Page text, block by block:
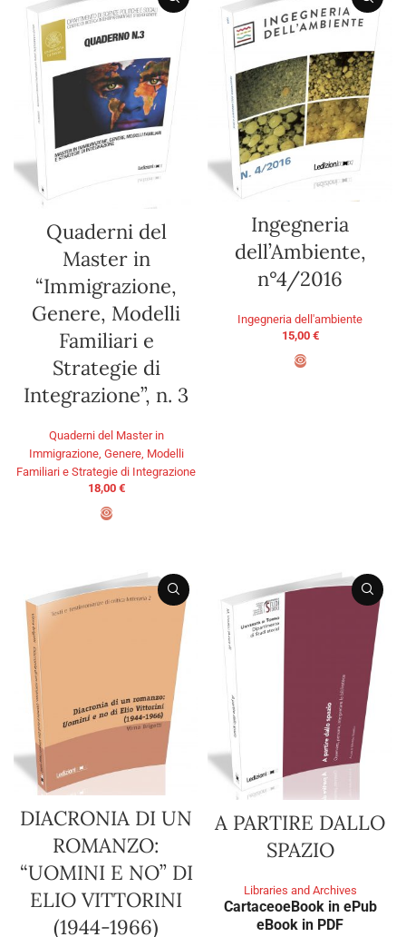
Quaderni del
Master in
“Immigrazione,
Genere, Modelli
Familiari e
Strategie di
Integrazione”, n. 3
Quaderni del Master in
Immigrazione, Genere, Modelli
Familiari e Strategie di Integrazione
18,00 €
Ingegneria
dell’Ambiente,
n°4/2016
Ingegneria dell'ambiente
15,00 €
DIACRONIA DI UN
ROMANZO:
“UOMINI E NO” DI
ELIO VITTORINI
(1944-1966)
A PARTIRE DALLO
SPAZIO
Libraries and Archives
CartaceoeBook in ePub
eBook in PDF